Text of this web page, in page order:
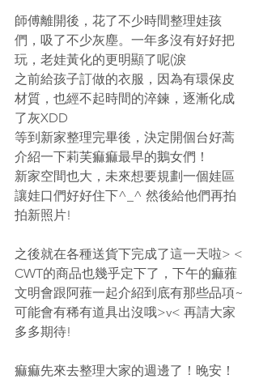
師傅離開後，花了不少時間整理娃孩
們，吸了不少灰塵。一年多沒有好好把
玩，老娃黃化的更明顯了呢(淚
之前給孩子訂做的衣服，因為有環保皮
材質，也經不起時間的淬鍊，逐漸化成
了灰XDD
等到新家整理完畢後，決定開個台好蒿
介紹一下莉芙痲痲最早的鵝女們！
新家空間也大，未來想要規劃一個娃區
讓娃口們好好住下^_^ 然後給他們再拍
拍新照片!
之後就在各種送貨下完成了這一天啦> <
CWT的商品也幾乎定下了，下午的痲蕥
文明會跟阿蕥一起介紹到底有那些品項~
可能會有稀有道具出沒哦>v< 再請大家
多多期待!
痲痲先來去整理大家的週邊了！晚安！